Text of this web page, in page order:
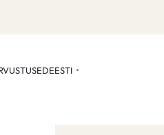
EESTI